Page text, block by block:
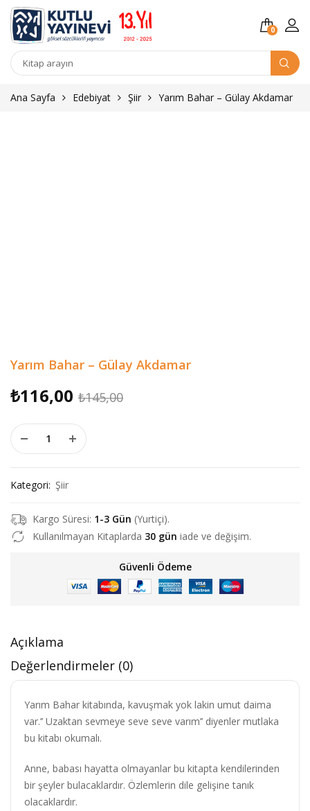
0
Kitap
Ana Sayfa
Edebiyat Şiir Yarım Bahar – Gülay Akdamar
Yarım Bahar – Gülay Akdamar
₺145,00Orijinal
₺116,00
Şu
Yarım Bahar - Gülay Akdamar adet
Kategori: Şiir
Kargo Süresi: 1-3 Gün (Yurtiçi).
Kullanılmayan Kitaplarda 30 gün iade ve değişim.
Güvenli Ödeme
Açıklama
Değerlendirmeler (0)
Yarım Bahar kitabında, kavuşmak yok lakin umut daima
var.’’ Uzaktan sevmeye seve seve varım’’ diyenler mutlaka
bu kitabı okumalı.
Anne, babası hayatta olmayanlar bu kitapta kendilerinden
bir şeyler bulacaklardır. Özlemlerin dile gelişine tanık
olacaklardır.